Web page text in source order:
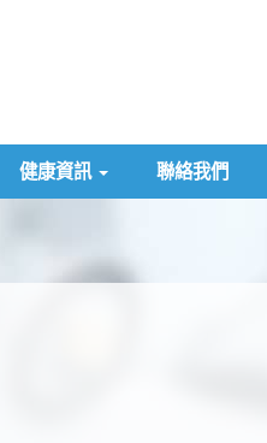
健康資訊 聯絡我們